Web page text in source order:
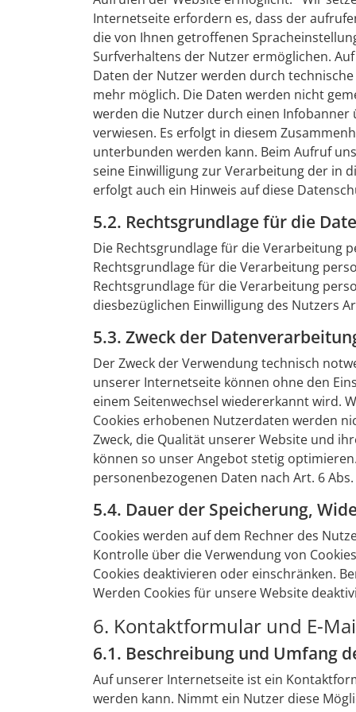
Internetseite erfordern es, dass der
die von Ihnen getroffenen
Surfverhaltens der Nutzer ermöglichen.
Daten der Nutzer werden durch
mehr möglich. Die Daten werden nicht
werden die Nutzer durch einen Infobanner
verwiesen. Es erfolgt in diesem
unterbunden werden kann. Beim Aufruf
seine Einwilligung zur Verarbeitung der in
erfolgt auch ein Hinweis auf diese
5.2. Rechtsgrundlage für die
Die Rechtsgrundlage für die Verarbeitung
Rechtsgrundlage für die Verarbeitung
Rechtsgrundlage für die Verarbeitung
diesbezüglichen Einwilligung des Nutzers
5.3. Zweck der
Der Zweck der Verwendung technisch
unserer Internetseite können ohne den
einem Seitenwechsel wiedererkannt wird.
Cookies erhobenen Nutzerdaten werden
Zweck, die Qualität unserer Website und
können so unser Angebot stetig
personenbezogenen Daten nach Art. 6 Abs.
5.4. Dauer der Speicherung,
Cookies werden auf dem Rechner des
Kontrolle über die Verwendung von
Cookies deaktivieren oder einschränken.
Werden Cookies für unsere Website
6. Kontaktformular und E-
6.1. Beschreibung und Umfang
Auf unserer Internetseite ist ein
werden kann. Nimmt ein Nutzer diese